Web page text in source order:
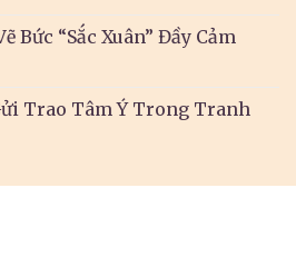
Bức “Sắc Xuân” Đầy Cảm
Trao Tâm Ý Trong Tranh